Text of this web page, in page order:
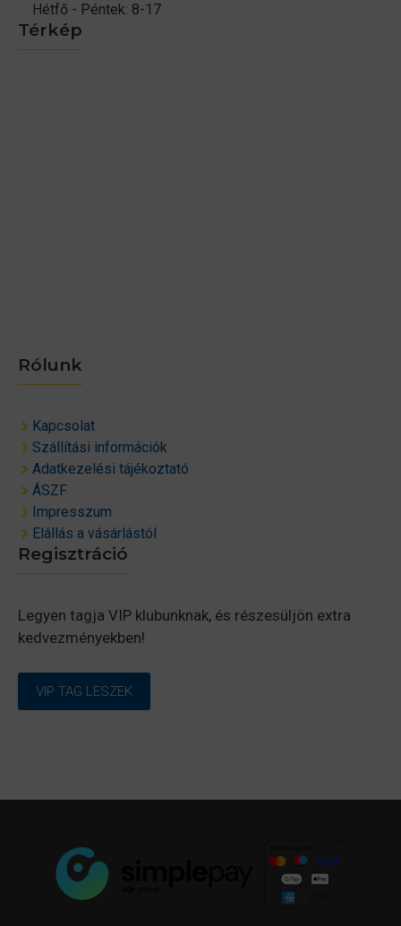
Térkép
Rólunk
Kapcsolat
Szállítási információk
Adatkezelési tájékoztató
ÁSZF
Impresszum
Elállás a vásárlástól
Hétfő - Péntek: 8-17
Regisztráció
Legyen tagja VIP klubunknak, és részesüljön extra
kedvezményekben!
VIP TAG LESZEK